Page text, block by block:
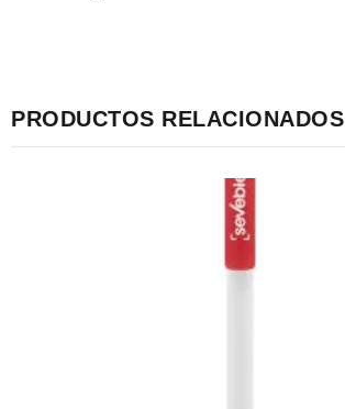
PRODUCTOS RELACIONADOS